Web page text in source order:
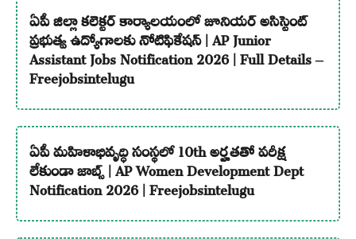
ఏపీ జిల్లా కలెక్టర్ కార్యాలయంలో జూనియర్ అసిస్టెంట్
ప్రభుత్వ ఉద్యోగాలకు నోటిఫికేషన్ | AP Junior
Assistant Jobs Notification 2026 | Full Details –
Freejobsintelugu
ఏపీ మహిళాభివృద్ధి సంస్థలో 10th అర్హతతో పరీక్ష
లేకుండా జాబ్స్ | AP Women Development Dept
Notification 2026 | Freejobsintelugu